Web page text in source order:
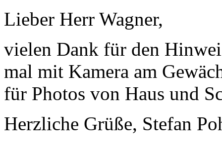
Lieber Herr Wagner,
vielen Dank für den
mal mit Kamera am
für Photos von Haus und
Herzliche Grüße, Stefan